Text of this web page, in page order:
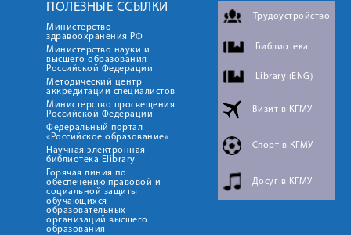
ПОЛЕЗНЫЕ ССЫЛКИ
Министерство
здравоохранения РФ
Министерство науки и
высшего образования
Российской Федерации
Методический центр
аккредитации специалистов
Министерство просвещения
Российской Федерации
Федеральный портал
«Российское образование»
Научная электронная
библиотека Elibrary
Горячая линия по
обеспечению правовой и
социальной защиты
обучающихся
образовательных
организаций высшего
образования
Трудоустройство
Библиотека
Library (ENG)
Визит в КГМУ
Спорт в КГМУ
Досуг в КГМУ